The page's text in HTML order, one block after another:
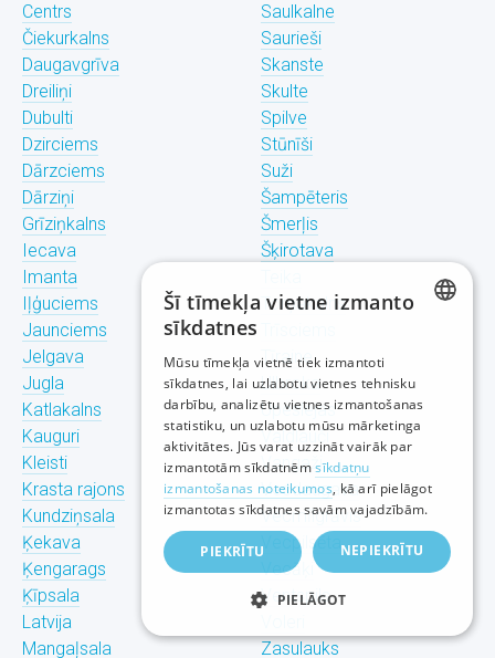
Centrs
Čiekurkalns
Daugavgrīva
Dreiliņi
Dubulti
Dzirciems
Dārzciems
Dārziņi
Grīziņkalns
Iecava
Imanta
Iļģuciems
Jaunciems
Jelgava
Jugla
Katlakalns
Kauguri
Kleisti
Krasta rajons
Kundziņsala
Ķekava
Ķengarags
Ķīpsala
Latvija
Mangaļsala
Saulkalne
Saurieši
Skanste
Skulte
Spilve
Stūnīši
Suži
Šampēteris
Šmerļis
Šķirotava
Torņakalns
Tīraine
Ulbroka
Upeslejas
Valdlauči
Vangaži
Vecdaugava
Vecmīlgrāvis
Vecpilsēta
Vecāķi
Ventspils
Zasulauks
RUSSIAN
ENGLISH
Šī tīmekļa vietne izmanto
sīkdatnes
Mūsu tīmekļa vietnē tiek izmantoti
sīkdatnes, lai uzlabotu vietnes tehnisku
darbību, analizētu vietnes izmantošanas
statistiku, un uzlabotu mūsu mārketinga
aktivitātes. Jūs varat uzzināt vairāk par
izmantotām sīkdatnēmsīkdatņu
izmantošanas noteikumos, kā arī pielāgot
izmantotas sīkdatnes savām vajadzībām.
PIEKRĪTU NEPIEKRĪTU
PIELĀGOT